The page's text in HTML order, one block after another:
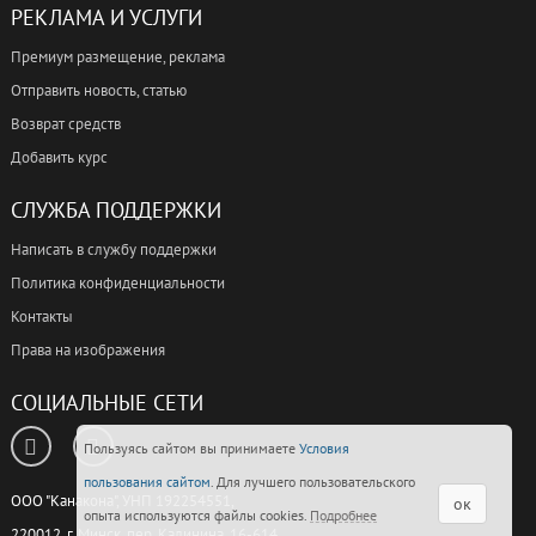
РЕКЛАМА И УСЛУГИ
Премиум размещение, реклама
Отправить новость, статью
Возврат средств
Добавить курс
СЛУЖБА ПОДДЕРЖКИ
Написать в службу поддержки
Политика конфиденциальности
Контакты
Права на изображения
СОЦИАЛЬНЫЕ СЕТИ
ООО "Канакона", УНП 192254551,
Пользуясь сайтом вы принимаете Условия
пользования сайтом. Для лучшего пользовательского
опыта используются файлы cookies. Подробнее
ок